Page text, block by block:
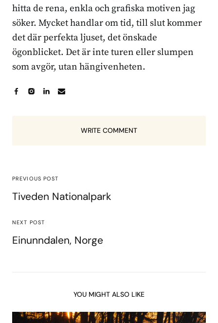
hitta de rena, enkla och grafiska motiven jag
söker. Mycket handlar om tid, till slut kommer
det där perfekta ljuset, det önskade
ögonblicket. Det är inte turen eller slumpen
som avgör, utan hängivenheten.
WRITE COMMENT
PREVIOUS POST
Tiveden Nationalpark
NEXT POST
Einunndalen, Norge
YOU MIGHT ALSO LIKE